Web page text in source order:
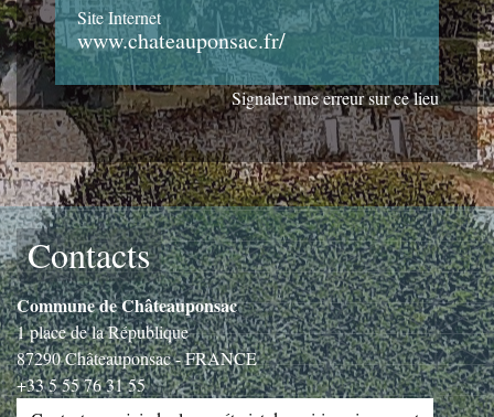
Site Internet
www.chateauponsac.fr/
Signaler une erreur sur ce lieu
Contacts
Commune de Châteauponsac
1 place de la République
87290 Châteauponsac - FRANCE
+33 5 55 76 31 55